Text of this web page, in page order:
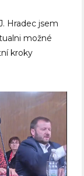
Hradec jsem
možné
kroky